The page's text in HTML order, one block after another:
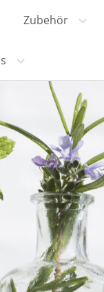
Zubehör